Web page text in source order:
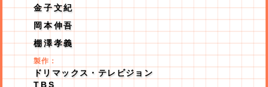
金子文紀
岡本伸吾
棚澤孝義
製作：
ドリマックス・テレビジョン
TBS